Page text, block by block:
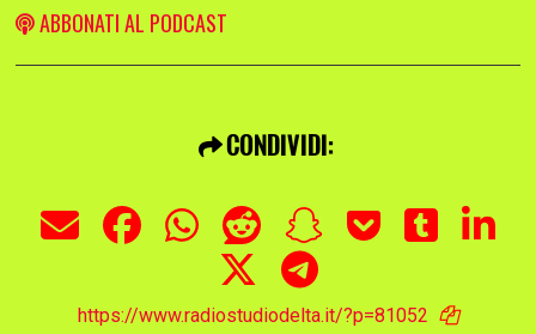
ABBONATI AL PODCAST
CONDIVIDI:
https://www.radiostudiodelta.it/?p=81052